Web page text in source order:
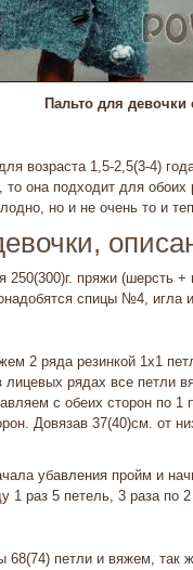
Пальто для девочки
возраста 1,5-2,5(3-4)
она подходит для
но и не очень то и
250(300)г. пряжи (шерсть
спицы №4, игла
2 ряда резинкой 1х1
рядах все петли
с обеих сторон по 1
Довязав 37(40)см. от
убавления пройм и
1 раз 5 петель, 3 раза по 2
68(74) петли и вяжем,